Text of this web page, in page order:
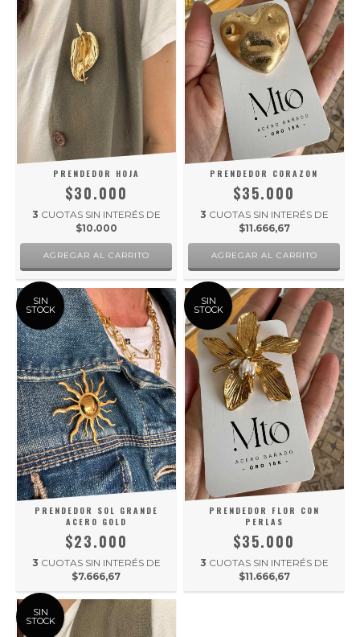
PRENDEDOR HOJA
$30.000
3 CUOTAS SIN INTERÉS DE
$10.000
PRENDEDOR CORAZON
$35.000
3 CUOTAS SIN INTERÉS DE
$11.666,67
SIN
STOCK
PRENDEDOR SOL GRANDE
ACERO GOLD
$23.000
3 CUOTAS SIN INTERÉS DE
$7.666,67
SIN
STOCK
PRENDEDOR FLOR CON
PERLAS
$35.000
3 CUOTAS SIN INTERÉS DE
$11.666,67
SIN
STOCK